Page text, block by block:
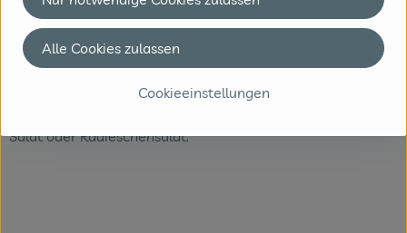
und halbieren. Mit der Sauce, den Eiern und der Kresse
anrichten.
Salat oder Radieschensalat.
Cookieeinstellungen
Alle Cookies zulassen